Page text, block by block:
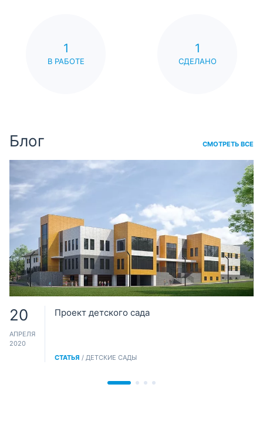
1
В РАБОТЕ
1
СДЕЛАНО
Блог СМОТРЕТЬ ВСЕ
20
АПРЕЛЯ
2020
Проект детского сада
СТАТЬЯ / ДЕТСКИЕ САДЫ